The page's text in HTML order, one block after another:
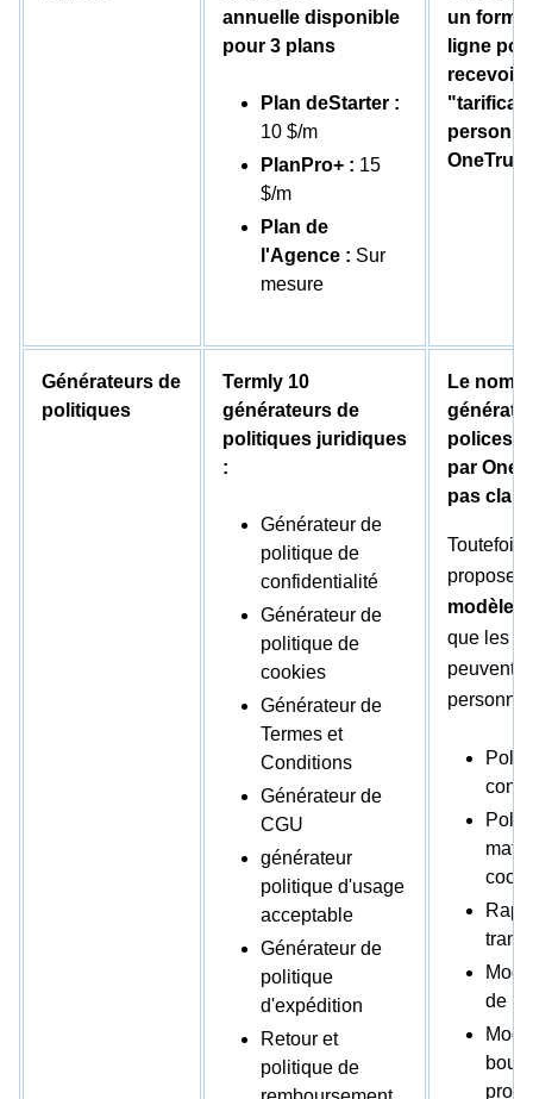
annuelle disponible
pour 3 plans
Plan deStarter :
10 $/m
PlanPro+ : 15
$/m
Plan de
l'Agence : Sur
mesure
un
ligne
recevoir
Générateurs de
politiques
Termly 10
générateurs de
politiques juridiques
:
Générateur de
politique de
confidentialité
Générateur de
politique de
cookies
Générateur de
Termes et
Conditions
Générateur de
CGU
générateur
politique d'usage
acceptable
Générateur de
politique
d'expédition
Retour et
politique de
Le
polices
par
pas clair.
propose
modèles
que les
peuvent
de